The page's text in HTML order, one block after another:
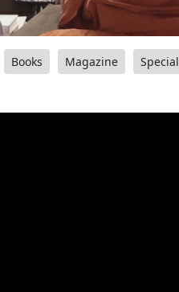
Books Magazine Special